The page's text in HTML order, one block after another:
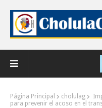
Página Principal cholulag
para prevenir el acoso en el